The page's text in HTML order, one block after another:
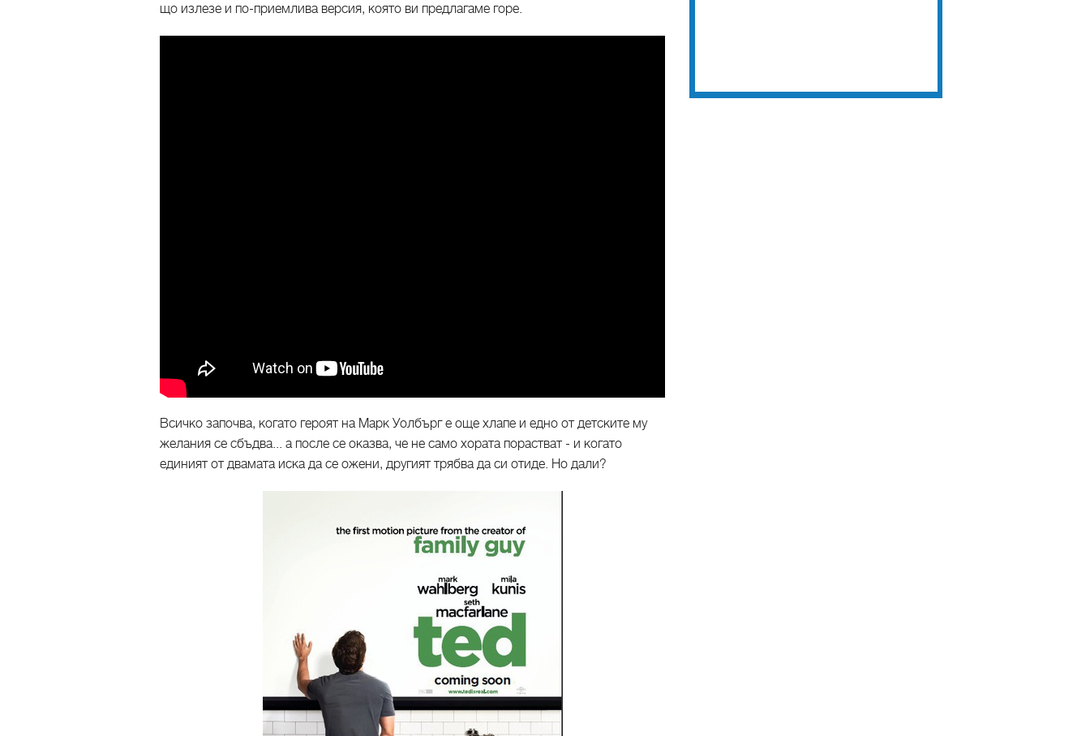
що излезе и по-приемлива версия, която ви предлагаме горе.
Всичко започва, когато героят на Марк Уолбърг е още хлапе и едно от детските му
желания се сбъдва... а после се оказва, че не само хората порастват - и когато
единият от двамата иска да се ожени, другият трябва да си отиде. Но дали?